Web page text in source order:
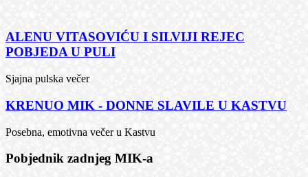
ALENU VITASOVIĆU I SILVIJI REJEC
POBJEDA U PULI
Sjajna pulska večer
KRENUO MIK - DONNE SLAVILE U KASTVU
Posebna, emotivna večer u Kastvu
Pobjednik zadnjeg MIK-a